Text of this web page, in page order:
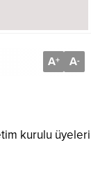
A+ A-
kurulu üyeleri